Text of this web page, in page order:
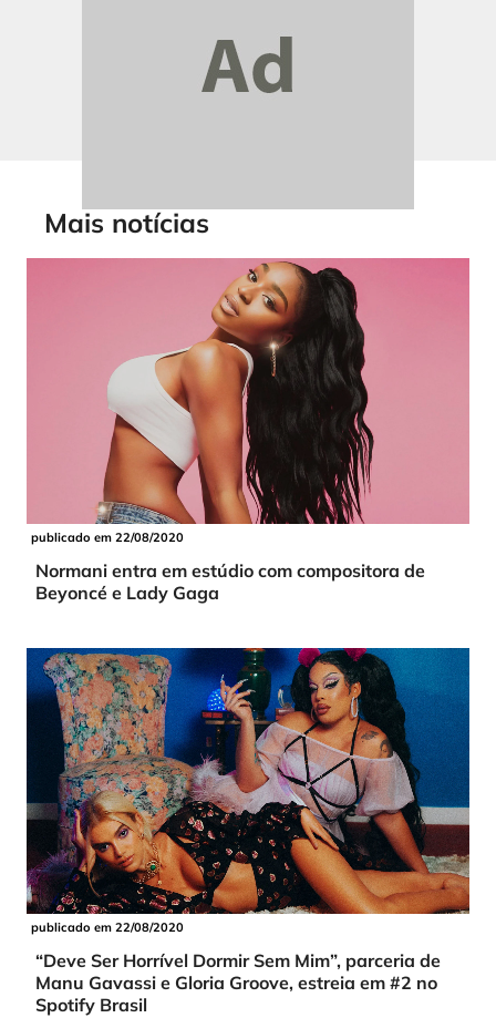
Mais notícias
publicado em 22/08/2020
Normani entra em estúdio com compositora de
Beyoncé e Lady Gaga
publicado em 22/08/2020
“Deve Ser Horrível Dormir Sem Mim”, parceria de
Manu Gavassi e Gloria Groove, estreia em #2 no
Spotify Brasil